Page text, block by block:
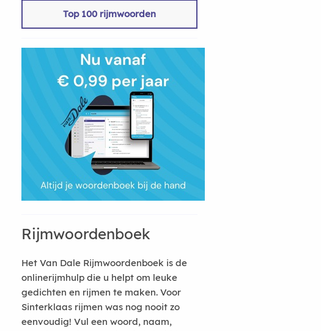
Top 100 rijmwoorden
Rijmwoordenboek
Het Van Dale Rijmwoordenboek is de
onlinerijmhulp die u helpt om leuke
gedichten en rijmen te maken. Voor
Sinterklaas rijmen was nog nooit zo
eenvoudig! Vul een woord, naam,